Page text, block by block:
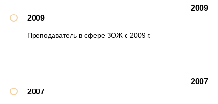
2009
2009
Преподаватель в сфере ЗОЖ с 2009 г.
2007
2007